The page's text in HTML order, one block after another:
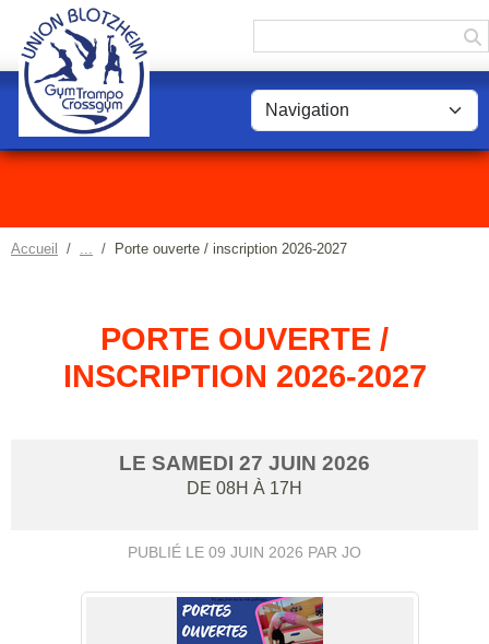
Accueil Porte ouverte / inscription 2026-2027
PORTE OUVERTE /
INSCRIPTION 2026-2027
LE SAMEDI 27 JUIN 2026
DE 08H À 17H
PUBLIÉ LE 09 JUIN 2026 PAR JO
Panneau de gestion des cookies